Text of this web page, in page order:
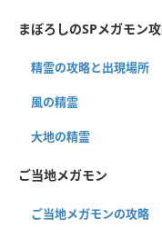
まぼろしのSPメガモン
精霊の攻略と出現場所
風の精霊
大地の精霊
ご当地メガモン
ご当地メガモンの攻略